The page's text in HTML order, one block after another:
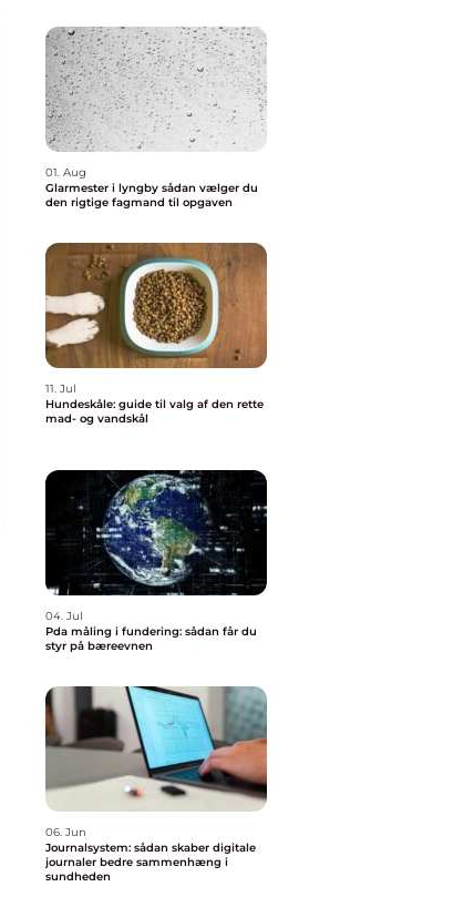
01. Aug
Glarmester i lyngby sådan vælger du
den rigtige fagmand til opgaven
11. Jul
Hundeskåle: guide til valg af den rette
mad- og vandskål
04. Jul
Pda måling i fundering: sådan får du
styr på bæreevnen
06. Jun
Journalsystem: sådan skaber digitale
journaler bedre sammenhæng i
sundheden